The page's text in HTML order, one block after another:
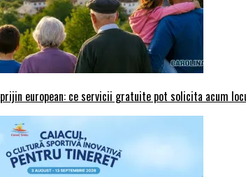
european: ce servicii gratuite pot solicita acum